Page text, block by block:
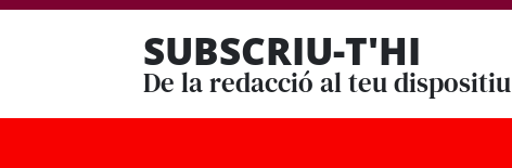
SUBSCRIU-T'HI
De la redacció al teu dispositiu